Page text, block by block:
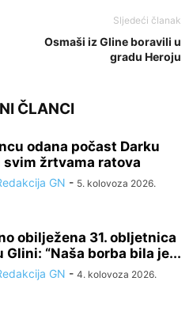
Sljedeći članak
Osmaši iz Gline boravili u
gradu Heroju
ČLANCI
odana počast Darku
svim žrtvama ratova
GN - 5. kolovoza 2026.
obilježena 31. obljetnica
Glini: “Naša borba bila je...
GN - 4. kolovoza 2026.